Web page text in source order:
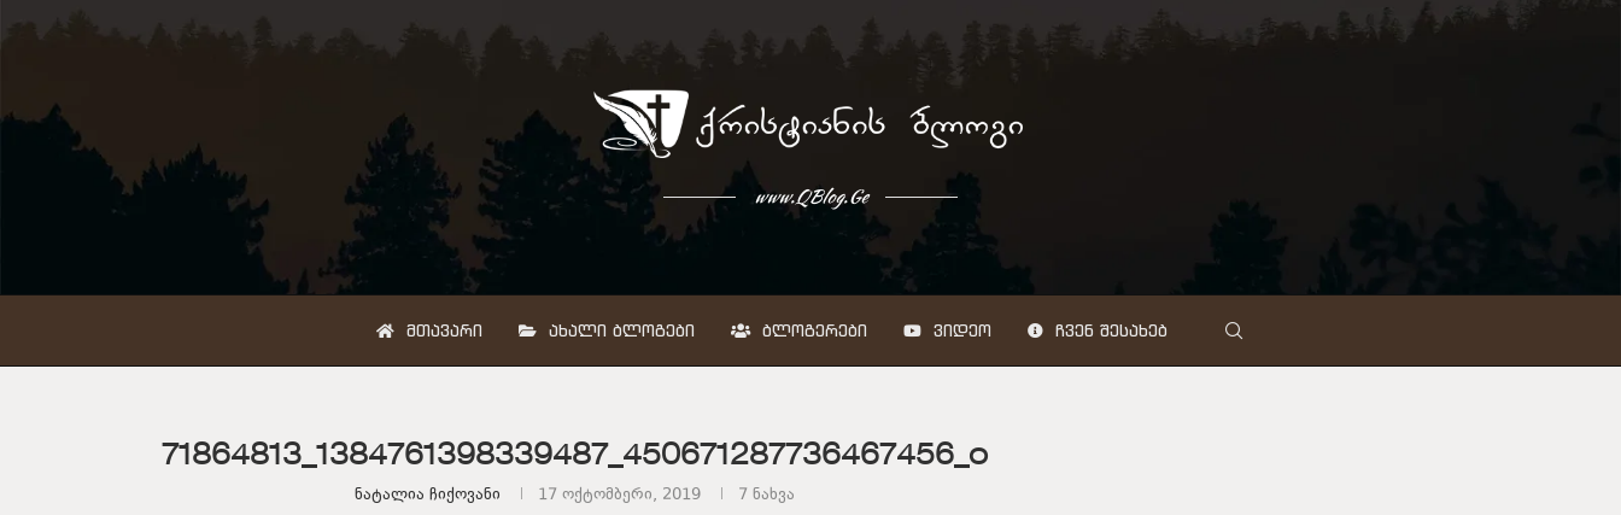
www.QBlog.Ge
ᲛᲗᲐᲕᲐᲠᲘ ᲐᲮᲐᲚᲘ ᲑᲚᲝᲒᲔᲑᲘ ᲑᲚᲝᲒᲔᲠᲔᲑᲘ ᲕᲘᲓᲔᲝ ᲩᲕᲔᲜ ᲨᲔᲡᲐᲮᲔᲑ
71864813_1384761398339487_450671287736467456_o
Ნატალია Ჩიქოვანი 17 ოქტომბერი, 2019 7 ნახვა